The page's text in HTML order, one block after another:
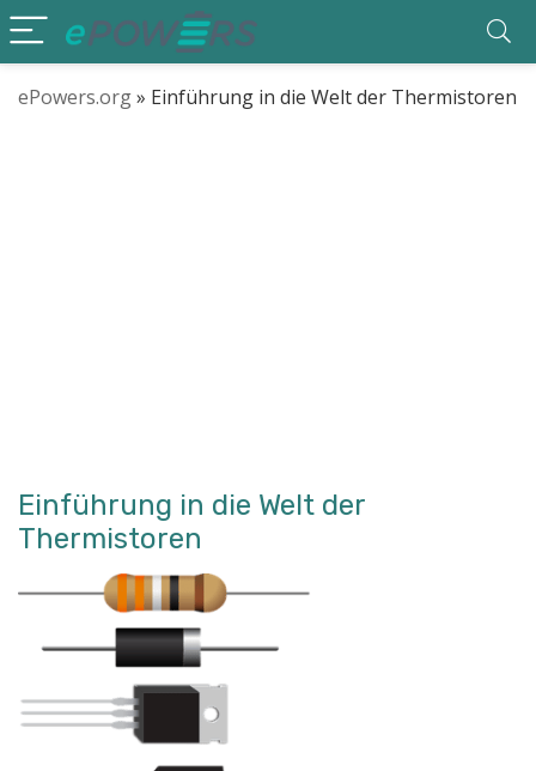
ePowers.org» Einführung in die Welt der Thermistoren
Einführung in die Welt der
Thermistoren